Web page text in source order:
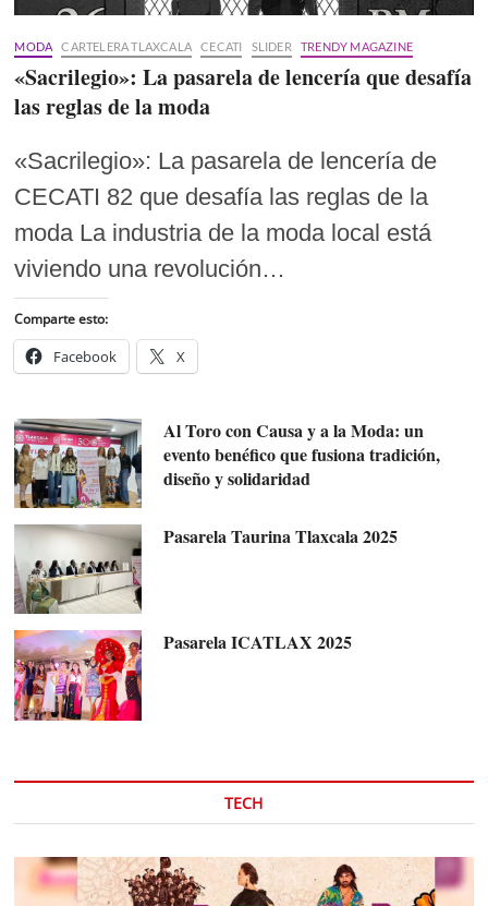
MODA CARTELERA TLAXCALA CECATI SLIDER TRENDY MAGAZINE
«Sacrilegio»: La pasarela de lencería que desafía
las reglas de la moda
«Sacrilegio»: La pasarela de lencería de
CECATI 82 que desafía las reglas de la
moda La industria de la moda local está
viviendo una revolución…
Comparte esto:
Facebook X
Al Toro con Causa y a la Moda: un
evento benéfico que fusiona tradición,
diseño y solidaridad
Pasarela Taurina Tlaxcala 2025
Pasarela ICATLAX 2025
TECH